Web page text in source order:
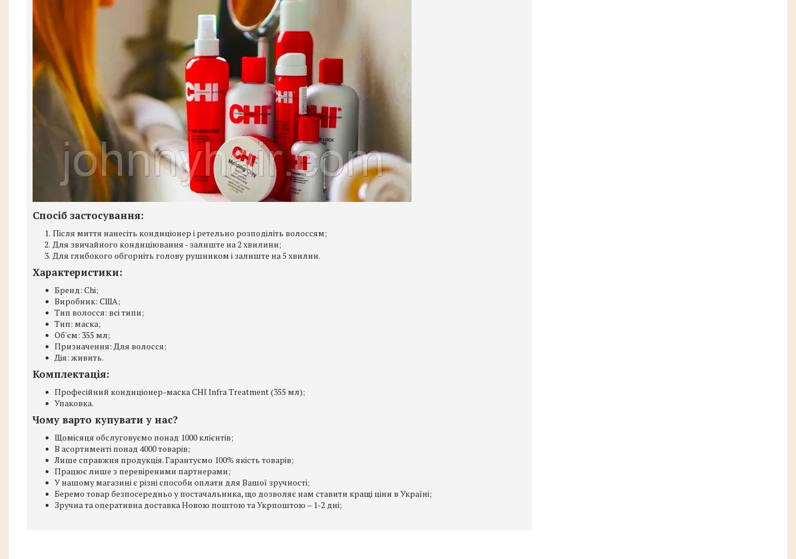
Спосіб застосування:
Після миття нанесіть кондиціонер і ретельно розподіліть волоссям;
Для звичайного кондиціювання - залиште на 2 хвилини;
Для глибокого обгорніть голову рушником і залиште на 5 хвилин.
Характеристики:
Бренд: Chi;
Виробник: США;
Тип волосся: всі типи;
Тип: маска;
Об'єм: 355 мл;
Призначення: Для волосся;
Дія: живить.
Комплектація:
Професійний кондиціонер-маска CHI Infra Treatment (355 мл);
Упаковка.
Чому варто купувати у нас?
Щомісяця обслуговуємо понад 1000 клієнтів;
В асортименті понад 4000 товарів;
Лише справжня продукція. Гарантуємо 100% якість товарів;
Працює лише з перевіреними партнерами;
У нашому магазині є різні способи оплати для Вашої зручності;
Беремо товар безпосередньо у постачальника, що дозволяє нам ставити кращі ціни в Україні;
Зручна та оперативна доставка Новою поштою та Укрпоштою – 1-2 дні;